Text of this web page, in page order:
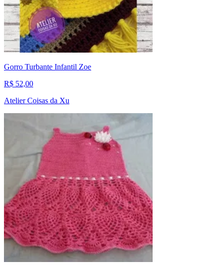
Gorro Turbante Infantil Zoe
R$ 52,00
Atelier Coisas da Xu